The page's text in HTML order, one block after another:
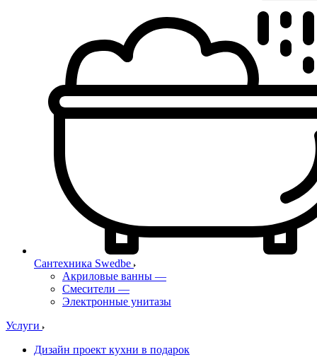
Сантехника Swedbe
Акриловые ванны —
Смесители —
Электронные унитазы
Услуги
Дизайн проект кухни в подарок